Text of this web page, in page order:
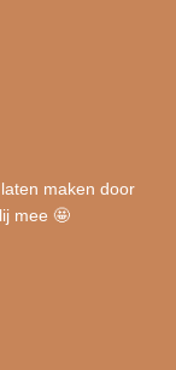
maken door
mee 🤩